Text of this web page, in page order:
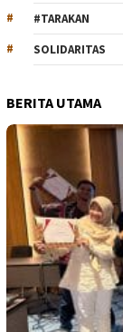
#TARAKAN
SOLIDARITAS
BERITA UTAMA